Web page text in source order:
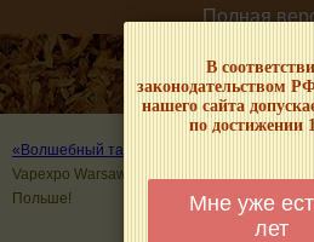
В
законодательством
нашего сайта
по достижении
Мне уже
лет
Полная
«Волшебный табачок» – о табаке и курении
Vapexpo Warsaw 2016: бизнес-идеи, шоу и
Польше!